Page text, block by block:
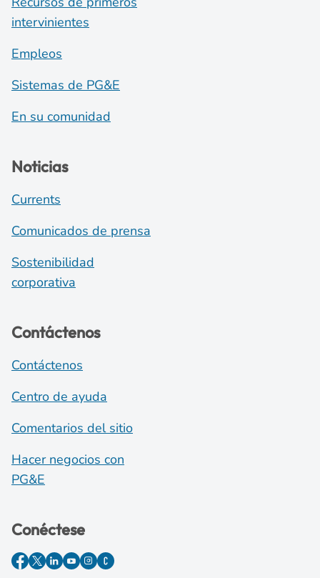
intervinientes
Empleos
Sistemas de PG&E
En su comunidad
Noticias
Currents
Comunicados de prensa
Sostenibilidad
corporativa
Contáctenos
Contáctenos
Centro de ayuda
Comentarios del sitio
Hacer negocios con
PG&E
Conéctese